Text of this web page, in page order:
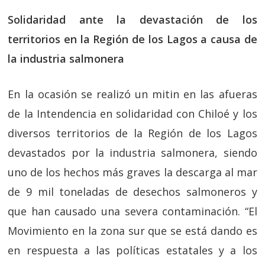
Solidaridad ante la devastación de los
territorios en la Región de los Lagos a causa de
la industria salmonera
En la ocasión se realizó un mitin en las afueras
de la Intendencia en solidaridad con Chiloé y los
diversos territorios de la Región de los Lagos
devastados por la industria salmonera, siendo
uno de los hechos más graves la descarga al mar
de 9 mil toneladas de desechos salmoneros y
que han causado una severa contaminación. “El
Movimiento en la zona sur que se está dando es
en respuesta a las políticas estatales y a los